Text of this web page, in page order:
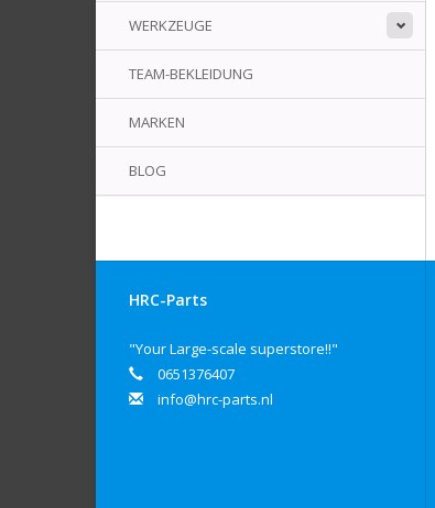
WERKZEUGE
TEAM-BEKLEIDUNG
MARKEN
BLOG
HRC-Parts
"Your Large-scale superstore!!"
0651376407
info@hrc-parts.nl